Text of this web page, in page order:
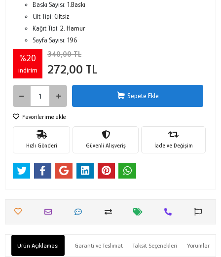
Baskı Sayısı: 1.Baskı
Cilt Tipi: Ciltsiz
Kağıt Tipi: 2. Hamur
Sayfa Sayısı: 196
%20
indirim
340,00 TL
272,00 TL
Sepete Ekle
Favorilerime ekle
Hızlı Gönderi Güvenli Alışveriş İade ve Değişim
Ürün Açıklaması Garanti ve Teslimat Taksit Seçenekleri Yorumlar